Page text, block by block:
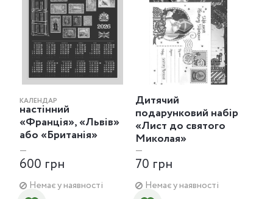
КАЛЕНДАР
настінний
«Франція», «Львів»
або «Британія»
—
600 грн
Немає у наявності
Дитячий
подарунковий набір
«Лист до святого
Миколая»
—
70 грн
Немає у наявності